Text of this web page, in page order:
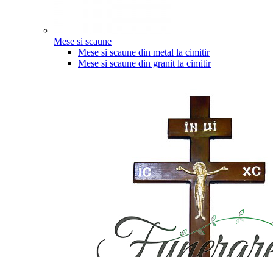
Mese si scaune
Mese si scaune din metal la cimitir
Mese si scaune din granit la cimitir